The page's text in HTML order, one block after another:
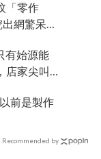
「零作
網驚呆：
有始源能
店家尖叫
前是製作
Recommended by